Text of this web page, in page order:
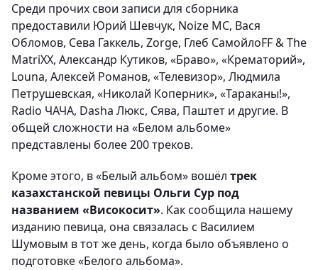
Среди прочих свои записи для сборника
предоставили Юрий Шевчук, Noize MC, Вася
Обломов, Сева Гаккель, Zorge, Глеб СамойлоFF & The
MatriXX, Александр Кутиков, «Браво», «Крематорий»,
Louna, Алексей Романов, «Телевизор», Людмила
Петрушевская, «Николай Коперник», «Тараканы!»,
Radio ЧАЧА, Dasha Люкс, Сява, Паштет и другие. В
общей сложности на «Белом альбоме»
представлены более 200 треков.
Кроме этого, в «Белый альбом» вошёл трек
казахстанской певицы Ольги Сур под
названием «Високосит». Как сообщила нашему
изданию певица, она связалась с Василием
Шумовым в тот же день, когда было объявлено о
подготовке «Белого альбома».